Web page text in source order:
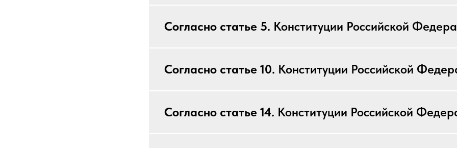
Согласно статье 5. Конституции Российской
Согласно статье 10. Конституции Российской
Согласно статье 14. Конституции Российской